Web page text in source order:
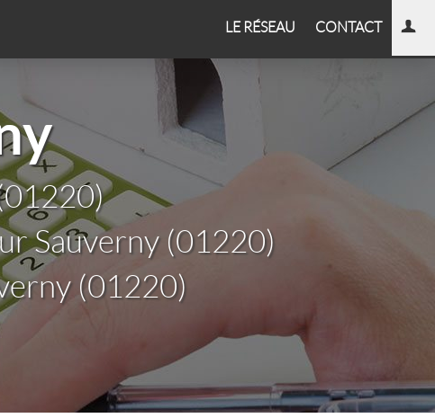
CONTACT
LE RÉSEAU
Sauverny (01220)
(01220)